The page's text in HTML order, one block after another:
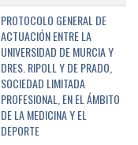
PROTOCOLO GENERAL DE
ACTUACIÓN ENTRE LA
UNIVERSIDAD DE MURCIA Y
DRES. RIPOLL Y DE PRADO,
SOCIEDAD LIMITADA
PROFESIONAL, EN EL ÁMBITO
DE LA MEDICINA Y EL
DEPORTE